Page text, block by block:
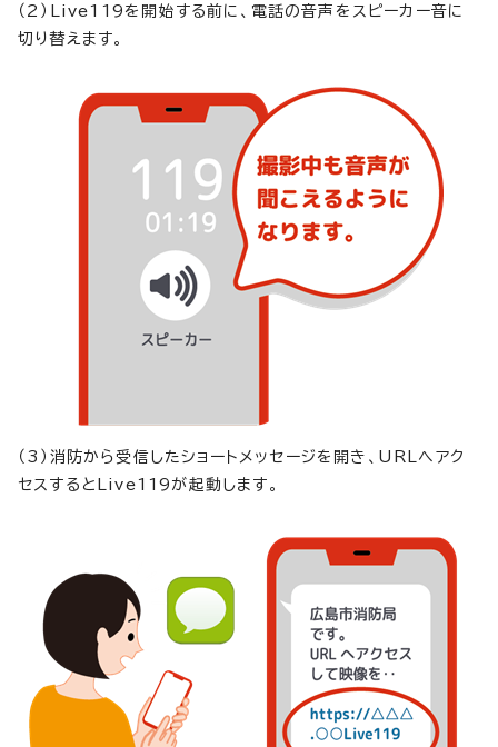
（2）Live119を開始する前に、電話の音声をスピーカー音に
切り替えます。
（3）消防から受信したショートメッセージを開き、URLへアク
セスするとLive119が起動します。